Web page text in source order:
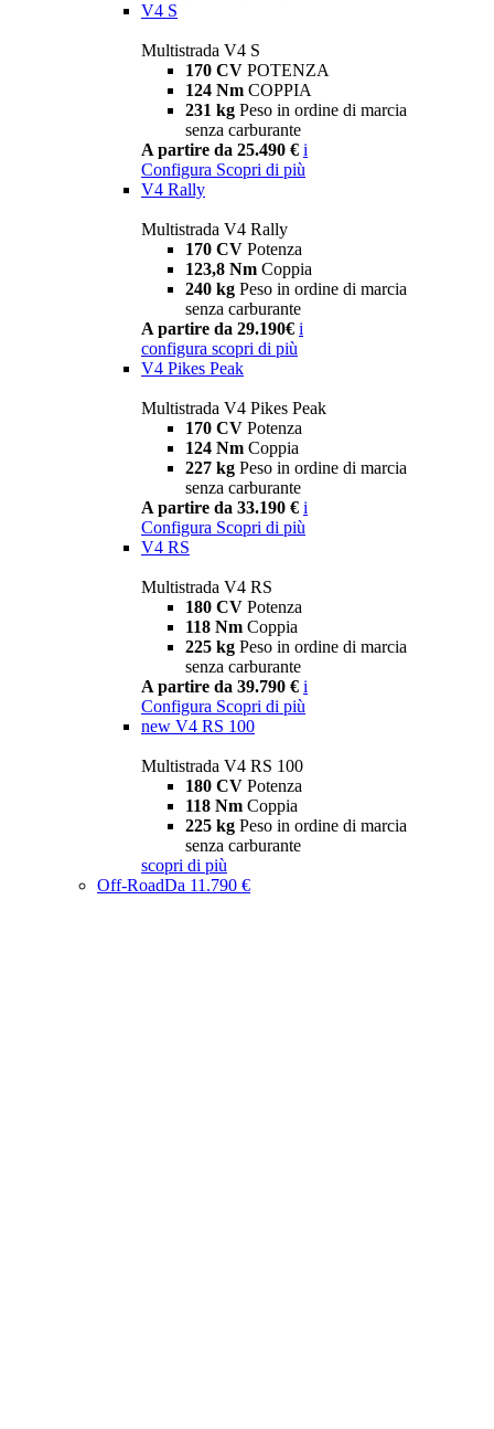
V4 S
Multistrada V4 S
170 CV POTENZA
124 Nm COPPIA
231 kg Peso in ordine di marcia
senza carburante
A partire da 25.490 € i
Configura Scopri di più
V4 Rally
Multistrada V4 Rally
170 CV Potenza
123,8 Nm Coppia
240 kg Peso in ordine di marcia
senza carburante
A partire da 29.190€ i
configura scopri di più
V4 Pikes Peak
Multistrada V4 Pikes Peak
170 CV Potenza
124 Nm Coppia
227 kg Peso in ordine di marcia
senza carburante
A partire da 33.190 € i
Configura Scopri di più
V4 RS
Multistrada V4 RS
180 CV Potenza
118 Nm Coppia
225 kg Peso in ordine di marcia
senza carburante
A partire da 39.790 € i
Configura Scopri di più
new V4 RS 100
Multistrada V4 RS 100
180 CV Potenza
118 Nm Coppia
225 kg Peso in ordine di marcia
senza carburante
scopri di più
Off-RoadDa 11.790 €